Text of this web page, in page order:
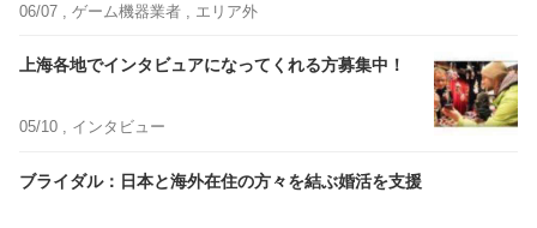
06/07 , ゲーム機器業者 , エリア外
上海各地でインタビュアになってくれる方募集中！
05/10 , インタビュー
ブライダル：日本と海外在住の方々を結ぶ婚活を支援